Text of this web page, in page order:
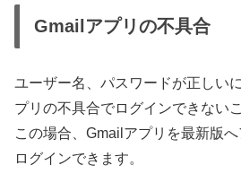
Gmailアプリの不具合
ユーザー名、パスワードが正しい
プリの不具合でログインできない
この場合、Gmailアプリを最新版へ
ログインできます。